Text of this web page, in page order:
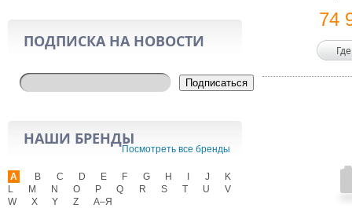
ПОДПИСКА НА НОВОСТИ
Подписаться
НАШИ БРЕНДЫ
Посмотреть все бренды
A B C D E F G H J
K
L
M N O P Q R S T U
V
W
X Y Z А–Я
74